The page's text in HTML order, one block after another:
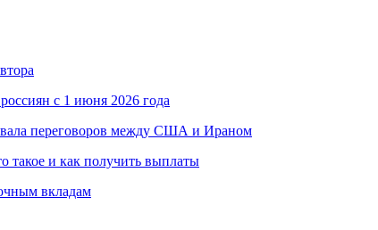
с 1 июня 2026 года
переговоров между США и Ираном
такое и как получить выплаты
вкладам